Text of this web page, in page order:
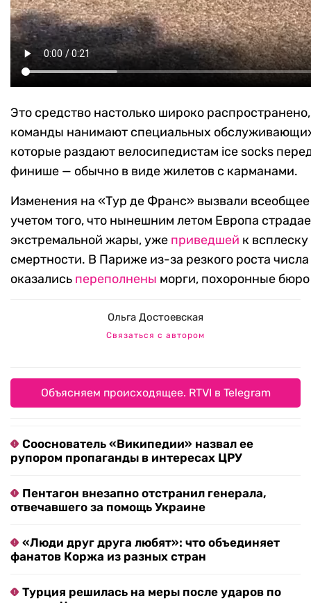
Это средство настолько широко
команды нанимают специальных
которые раздают велосипедистам ice socks
финише — обычно в виде жилетов с карманами.
Изменения на «Тур де Франс» вызвали
учетом того, что нынешним летом Европа
экстремальной жары, уже приведшей к
смертности. В Париже из-за резкого роста
оказались переполнены морги, похоронные
Ольга Достоевская
Связаться с автором
Объясняем происходящее. RTVI в Telegram
Сооснователь «Википедии» назвал ее
рупором пропаганды в интересах ЦРУ
Пентагон внезапно отстранил генерала,
отвечавшего за помощь Украине
«Люди друг друга любят»: что объединяет
фанатов Коржа из разных стран
Турция решилась на меры после ударов по